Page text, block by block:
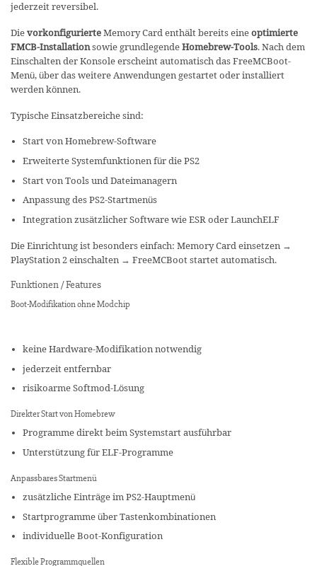
jederzeit reversibel.
DievorkonfigurierteMemory Card enthält bereits eineoptimierte
FMCB-Installationsowie grundlegendeHomebrew-Tools. Nach dem
Einschalten der Konsole erscheint automatisch das FreeMCBoot-
Menü, über das weitere Anwendungen gestartet oder installiert
werden können.
Typische Einsatzbereiche sind:
Start von Homebrew-Software
Erweiterte Systemfunktionen für die PS2
Start von Tools und Dateimanagern
Anpassung des PS2-Startmenüs
Integration zusätzlicher Software wie ESR oder LaunchELF
Die Einrichtung ist besonders einfach: Memory Card einsetzen →
PlayStation 2 einschalten → FreeMCBoot startet automatisch.
Funktionen / Features
Boot-Modifikation ohne Modchip
keine Hardware-Modifikation notwendig
jederzeit entfernbar
risikoarme Softmod-Lösung
Direkter Start von Homebrew
Programme direkt beim Systemstart ausführbar
Unterstützung für ELF-Programme
Anpassbares Startmenü
zusätzliche Einträge im PS2-Hauptmenü
Startprogramme über Tastenkombinationen
individuelle Boot-Konfiguration
Flexible Programmquellen